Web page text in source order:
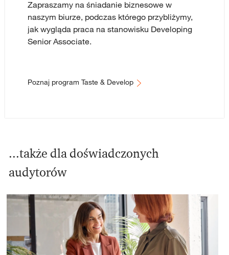
Zapraszamy na śniadanie biznesowe w
naszym biurze, podczas którego przybliżymy,
jak wygląda praca na stanowisku Developing
Senior Associate. ​​​​​​
Poznaj program Taste & Develop
...także dla doświadczonych
audytorów